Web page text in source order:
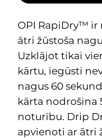
OPI RapiDry™ ir
ātri žūstoša
Uzklājot tikai
kārtu, iegūsti
nagus 60
kārta nodrošina
noturību. Drip
apvienoti ar ātri